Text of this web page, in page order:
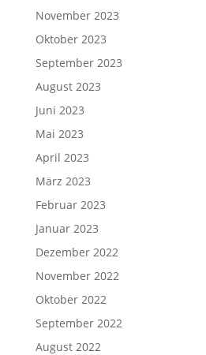
November 2023
Oktober 2023
September 2023
August 2023
Juni 2023
Mai 2023
April 2023
März 2023
Februar 2023
Januar 2023
Dezember 2022
November 2022
Oktober 2022
September 2022
August 2022